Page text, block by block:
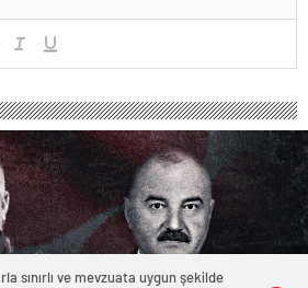
sınırlı ve mevzuata uygun şekilde